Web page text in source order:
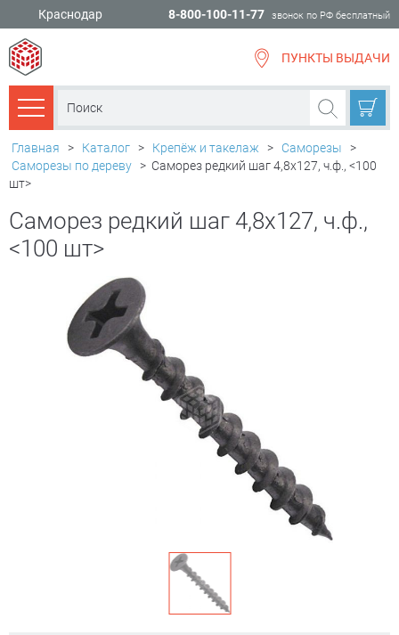
Краснодар 8-800-100-11-77 звонок по РФ бесплатный
ПУНКТЫ ВЫДАЧИ
Каталог товаров
Главная > Каталог > Крепёж и такелаж > Саморезы
>
Саморезы по дереву > Саморез редкий шаг 4,8х127, ч.ф., <100
шт>
Саморез редкий шаг 4,8х127, ч.ф.,
<100 шт>